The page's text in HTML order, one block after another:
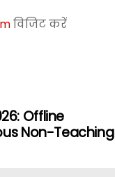
विजिट करें
Offline
Non-Teaching